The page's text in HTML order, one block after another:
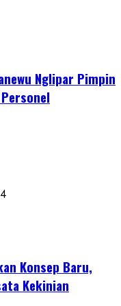
Nglipar Pimpin
Konsep Baru,
Kekinian